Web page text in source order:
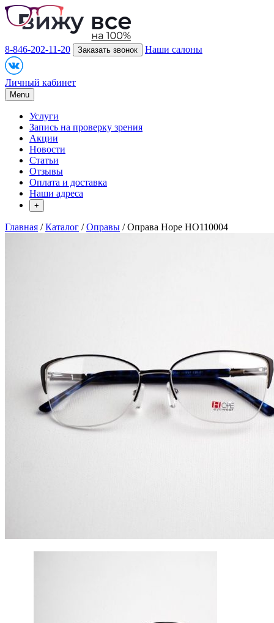
8-846-202-11-20 Заказать звонок Наши салоны
Личный кабинет
Menu
Услуги
Запись на проверку зрения
Акции
Новости
Статьи
Отзывы
Оплата и доставка
Наши адреса
+
Главная /Каталог /Оправы / Оправа Hope HO110004